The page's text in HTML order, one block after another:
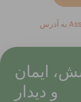
ایمان
و دیدار